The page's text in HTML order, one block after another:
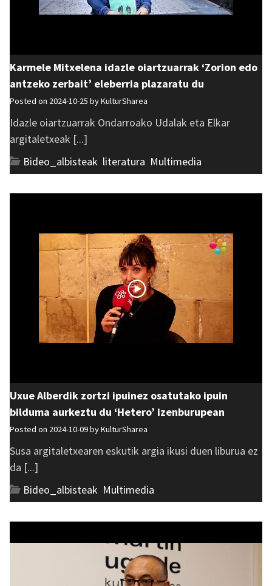
Karmele Mitxelena idazle oiartzuarrak ‘Zorion edo
antzeko zerbait’ eleberria plazaratu du
Posted on 2024-10-25 byKulturSharea
Idazle oiartzuarrak Ondarroako Udalak eta Elkar
argitaletxeak [...]
Bideo_albisteak literatura Multimedia
Uxue Alberdik zortzi ipuinez osatutako ipuin
bilduma aurkeztu du ‘Hetero’ izenburupean
Posted on 2024-10-09 byKulturSharea
Susa argitaletxearen eskutik argia ikusi duen liburua ez
da [...]
Bideo_albisteak Multimedia